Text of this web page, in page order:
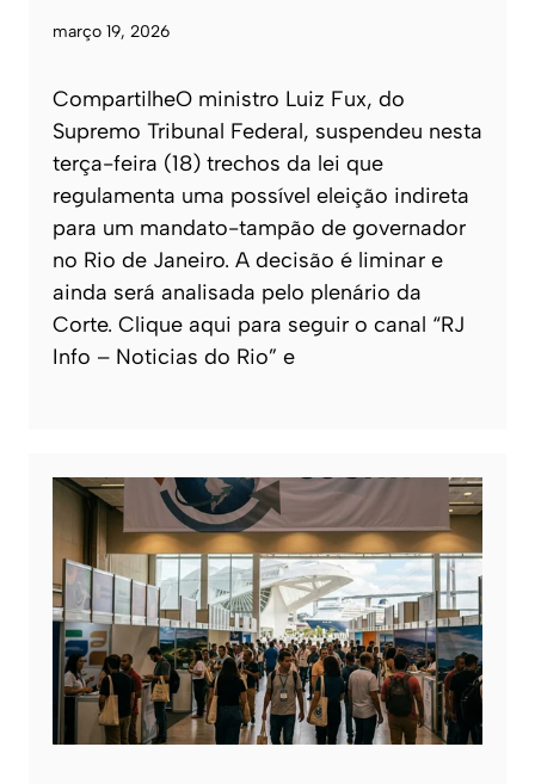
março 19, 2026
CompartilheO ministro Luiz Fux, do
Supremo Tribunal Federal, suspendeu nesta
terça-feira (18) trechos da lei que
regulamenta uma possível eleição indireta
para um mandato-tampão de governador
no Rio de Janeiro. A decisão é liminar e
ainda será analisada pelo plenário da
Corte. Clique aqui para seguir o canal “RJ
Info – Noticias do Rio” e